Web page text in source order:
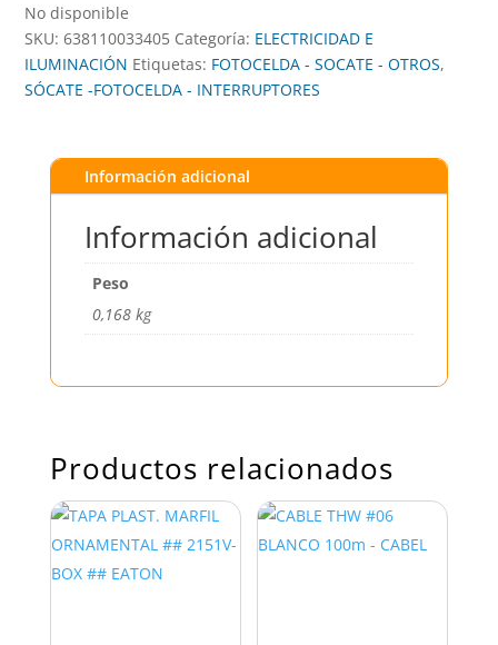
No disponible
SKU:638110033405 Categoría: ELECTRICIDAD E
ILUMINACIÓN Etiquetas: FOTOCELDA - SOCATE - OTROS,
SÓCATE -FOTOCELDA - INTERRUPTORES
Información adicional
Información adicional
Peso
0,168 kg
Productos relacionados